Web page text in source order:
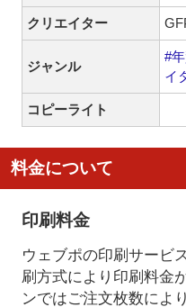
クリエイター
ジャンル
#
イ
コピーライト
料金について
印刷料金
ウェブポの印刷サービ
刷方式により印刷料金
ンではご注文枚数によ